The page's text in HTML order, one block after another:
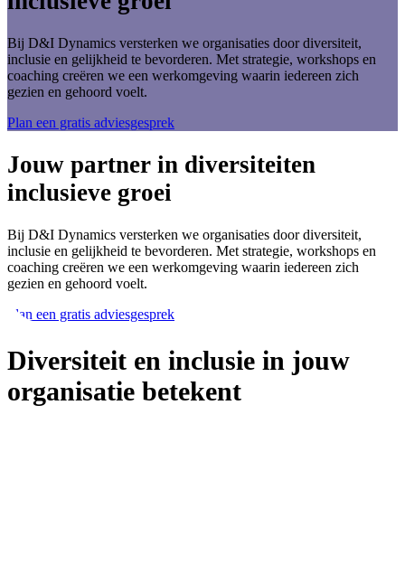
Bij D&I Dynamics versterken we organisaties door diversiteit,
inclusie en gelijkheid te bevorderen. Met strategie, workshops en
coaching creëren we een werkomgeving waarin iedereen zich
gezien en gehoord voelt.
Plan een gratis adviesgesprek
Jouw partner in diversiteiten
inclusieve groei
Bij D&I Dynamics versterken we organisaties door diversiteit,
inclusie en gelijkheid te bevorderen. Met strategie, workshops en
coaching creëren we een werkomgeving waarin iedereen zich
gezien en gehoord voelt.
Plan een gratis adviesgesprek
Diversiteit en inclusie in jouw
organisatie betekent